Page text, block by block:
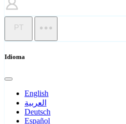
PT
Idioma
English
العربية
Deutsch
Español